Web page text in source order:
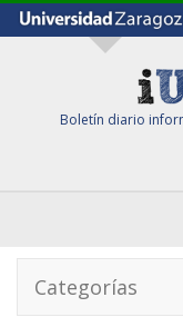
Boletín diario
Categorías